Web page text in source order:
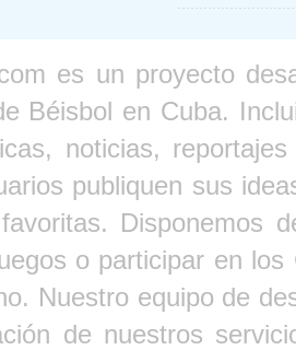
es un proyecto
Béisbol en Cuba.
noticias,
publiquen sus
Disponemos
o participar en
Nuestro equipo de
de nuestros